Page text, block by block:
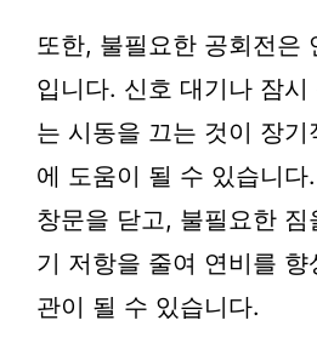
또한, 불필요한 공회전은
입니다. 신호 대기나 잠시
는 시동을 끄는 것이 장기
에 도움이 될 수 있습니
창문을 닫고, 불필요한
기 저항을 줄여 연비를
관이 될 수 있습니다.